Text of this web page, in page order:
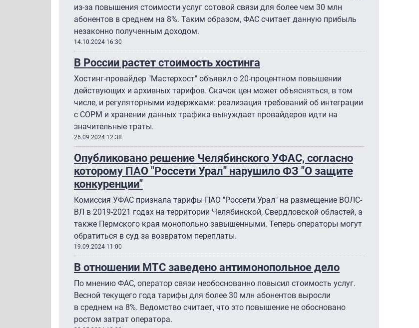
из-за повышения стоимости услуг сотовой связи для более чем 30 млн
абонентов в среднем на 8%. Таким образом, ФАС считает данную прибыль
незаконно полученным доходом.
14.10.2024 16:30
В России растет стоимость хостинга
Хостинг-провайдер "Мастерхост" объявил о 20-процентном повышении
действующих и архивных тарифов. Скачок цен может объясняться, в том
числе, и регуляторными издержками: реализация требований об интеграции
с СОРМ и хранении данных трафика вынуждает провайдеров идти на
значительные траты.
26.09.2024 12:38
Опубликовано решение Челябинского УФАС, согласно
которому ПАО "Россети Урал" нарушило ФЗ "О защите
конкуренции"
Комиссия УФАС признала тарифы ПАО "Россети Урал" на размещение ВОЛС-
ВЛ в 2019-2021 годах на территории Челябинской, Свердловской областей, а
также Пермского края монопольно завышенными. Теперь операторы могут
обратиться в суд за возвратом переплаты.
19.09.2024 11:00
В отношении МТС заведено антимонопольное дело
По мнению ФАС, оператор связи необоснованно повысил стоимость услуг.
Весной текущего года тарифы для более 30 млн абонентов выросли
в среднем на 8%. Ведомство считает, что это повышение не обосновано
ростом затрат оператора.